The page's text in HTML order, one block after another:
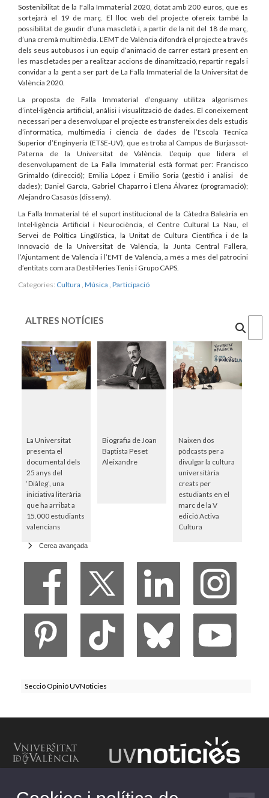
Sostenibilitat de la Falla Immaterial 2020, dotat amb 200 euros, que es
sortejarà el 19 de març. El lloc web del projecte ofereix també la
possibilitat de gaudir d’una mascletà i, a partir de la nit del 18 de març,
d’una cremà multimèdia. L’EMT de València difondrà el projecte a través
dels seus autobusos i un equip d’animació de carrer estarà present en
les mascletades per a realitzar accions de dinamització, repartir regals i
convidar a la gent a ser part de La Falla Immaterial de la Universitat de
València 2020.
La proposta de Falla Immaterial d’enguany utilitza algorismes
d’intel·ligència artificial, anàlisi i visualització de dades. El coneixement
necessari per a desenvolupar el projecte es transfereix des dels estudis
d’informàtica, multimèdia i ciència de dades de l’Escola Tècnica
Superior d’Enginyeria (ETSE-UV), que es troba al Campus de Burjassot-
Paterna de la Universitat de València. L’equip que lidera el
desenvolupament de La Falla Immaterial està format per: Francisco
Grimaldo (direcció); Emilia López i Emilio Soria (gestió i anàlisi de
dades); Daniel García, Gabriel Chaparro i Elena Álvarez (programació);
Alejandro Casasús (disseny).
La Falla Immaterial té el suport institucional de la Càtedra Baleària en
Intel·ligència Artificial i Neurociència, el Centre Cultural La Nau, el
Servei de Política Lingüística, la Unitat de Cultura Científica i de la
Innovació de la Universitat de València, la Junta Central Fallera,
l’Ajuntament de València i l’EMT de València, a més a més del patrocini
d’entitats com ara Destil·leries Tenis i Grupo CAPS.
Categories: Cultura Música Participació
ALTRES NOTÍCIES
La Universitat
presenta el
documental dels
25 anys del
‘Diàleg’, una
iniciativa literària
que ha arribat a
15.000 estudiants
valencians
Biografia de Joan
Baptista Peset
Aleixandre
Naixen dos
pòdcasts per a
divulgar la cultura
universitària
creats per
estudiants en el
marc de la V
edició Activa
Cultura
Cerca avançada
Secció Opinió UVNoticies